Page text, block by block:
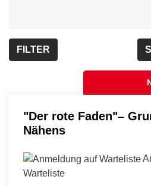
FILTER
"Der rote Faden"–
Nähens
Warteliste